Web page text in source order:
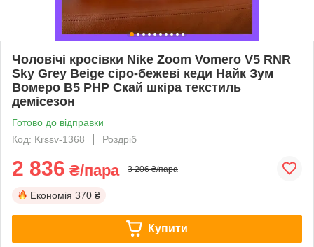
Чоловічі кросівки Nike Zoom Vomero V5 RNR
Sky Grey Beige сіро-бежеві кеди Найк Зум
Вомеро В5 РНР Скай шкіра текстиль
демісезон
Готово до відправки
Код: Krssv-1368
Роздріб
2 836 ₴/пара 3 206 ₴/пара
Економія 370 ₴
Купити